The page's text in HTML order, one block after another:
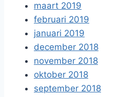
maart 2019
februari 2019
januari 2019
december 2018
november 2018
oktober 2018
september 2018